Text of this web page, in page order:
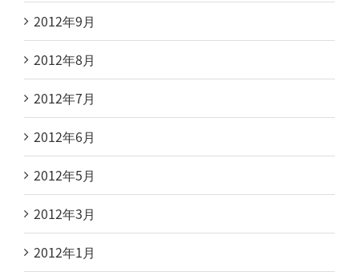
2012年9月
2012年8月
2012年7月
2012年6月
2012年5月
2012年3月
2012年1月